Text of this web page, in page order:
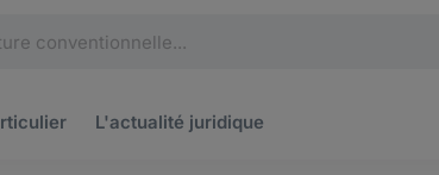
L'actualité juridique